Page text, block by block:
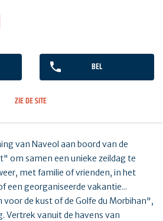
BEL
ZIE DE SITE
van Naveol aan boord van de
om samen een unieke zeildag te
met familie of vrienden, in het
een georganiseerde vakantie...
voor de kust of de Golfe du Morbihan",
Vertrek vanuit de havens van